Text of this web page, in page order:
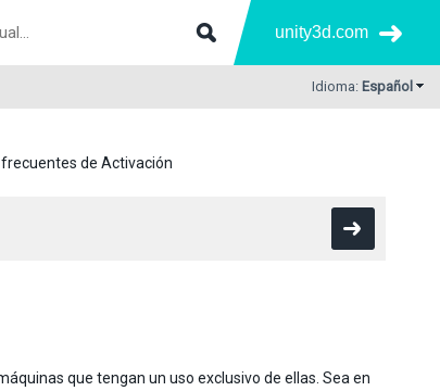
unity3d.com
Idioma: Español
de Activación
que tengan un uso exclusivo de ellas. Sea en